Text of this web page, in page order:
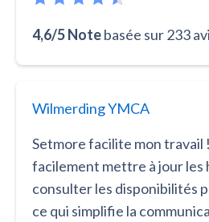
4,6/5 Notebasée sur 233
Wilmerding YMCA
Setmore facilite mon travail
facilement mettre à jour les
consulter les disponibilités
ce qui simplifie la